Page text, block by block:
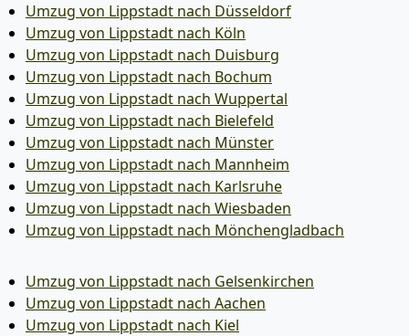
Umzug von Lippstadt nach Düsseldorf
Umzug von Lippstadt nach Köln
Umzug von Lippstadt nach Duisburg
Umzug von Lippstadt nach Bochum
Umzug von Lippstadt nach Wuppertal
Umzug von Lippstadt nach Bielefeld
Umzug von Lippstadt nach Münster
Umzug von Lippstadt nach Mannheim
Umzug von Lippstadt nach Karlsruhe
Umzug von Lippstadt nach Wiesbaden
Umzug von Lippstadt nach Mönchen­gladbach
Umzug von Lippstadt nach Gelsenkirchen
Umzug von Lippstadt nach Aachen
Umzug von Lippstadt nach Kiel